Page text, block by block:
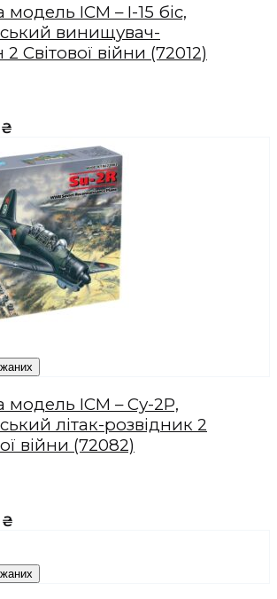
модель ICM – І-15 біс,
винищувач-
2 Світової війни (72012)
₴
модель ICM – Су-2Р,
літак-розвідник 2
війни (72082)
₴